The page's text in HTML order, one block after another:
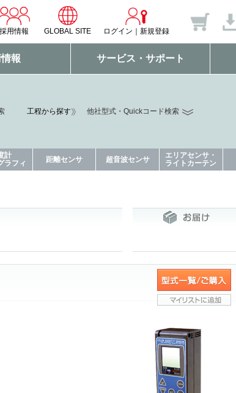
採用情報 GLOBAL SITE ログイン 新規登録
報 サービス・サポート
工程から探す 他社型式・Quickコード検索
計
ラフィ
距離センサ 超音波センサ
エリアセンサ・
ライトカーテン